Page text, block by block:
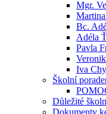
Mgr.
Bc.
Adéla
Pavla
Iva
Školní
Důležité
Dokumenty